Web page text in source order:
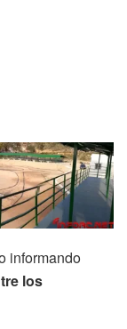
informando
los